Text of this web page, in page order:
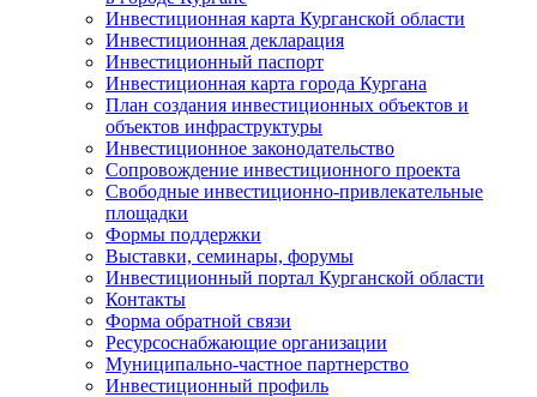
Инвестиционная карта Курганской области
Инвестиционная декларация
Инвестиционный паспорт
Инвестиционная карта города Кургана
План создания инвестиционных объектов и
объектов инфраструктуры
Инвестиционное законодательство
Сопровождение инвестиционного проекта
Свободные инвестиционно-привлекательные
площадки
Формы поддержки
Выставки, семинары, форумы
Инвестиционный портал Курганской области
Контакты
Форма обратной связи
Ресурсоснабжающие организации
Муниципально-частное партнерство
Инвестиционный профиль